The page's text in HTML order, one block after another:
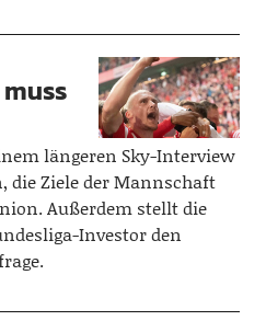
längeren Sky-Interview
die Ziele der Mannschaft
Außerdem stellt die
Investor den